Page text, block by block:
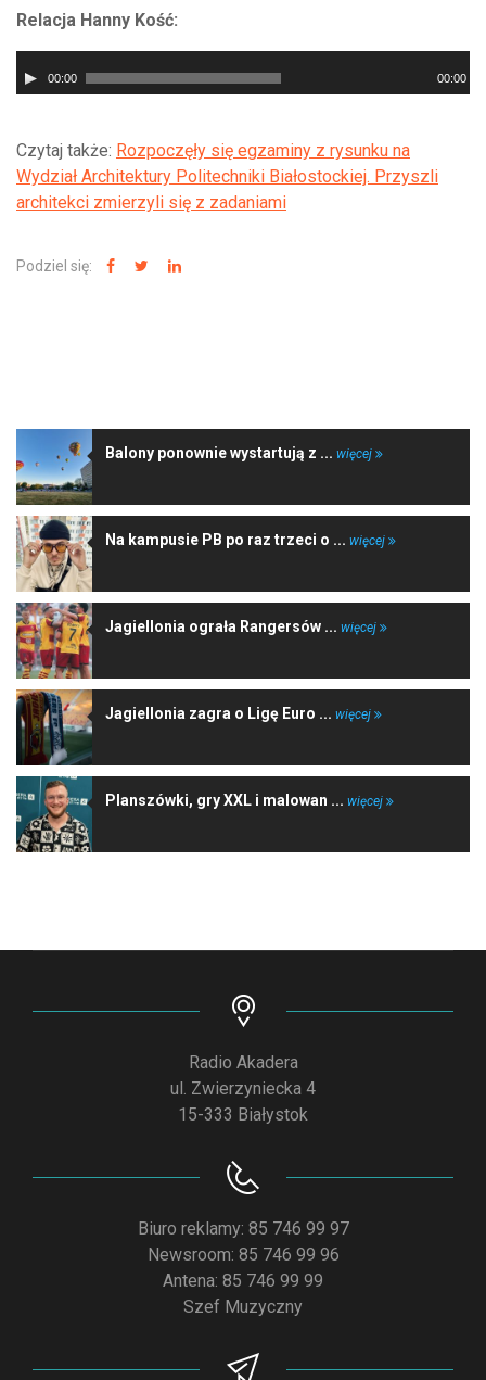
Relacja Hanny Kość:
plików00:00 00:00
Czytaj także: Rozpoczęły się egzaminy z rysunku na
Wydział Architektury Politechniki Białostockiej. Przyszli
architekci zmierzyli się z zadaniami
Podziel się:
Balony ponownie wystartują z ... więcej
Na kampusie PB po raz trzeci o ... więcej
Jagiellonia ograła Rangersów ... więcej
Jagiellonia zagra o Ligę Euro ... więcej
Planszówki, gry XXL i malowan ... więcej
Radio Akadera
ul. Zwierzyniecka 4
15-333 Białystok
Biuro reklamy: 85 746 99 97
Newsroom: 85 746 99 96
Antena: 85 746 99 99
Szef Muzyczny